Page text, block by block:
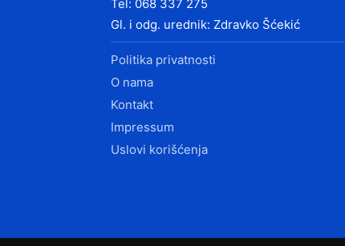
Tel: 068 337 275
Gl. i odg. urednik: Zdravko Šćekić
Politika privatnosti
O nama
Kontakt
Impressum
Uslovi korišćenja